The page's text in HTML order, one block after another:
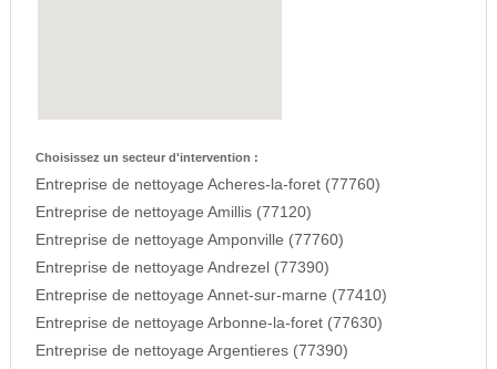
Choisissez un secteur d'intervention :
Entreprise de nettoyage Acheres-la-foret (77760)
Entreprise de nettoyage Amillis (77120)
Entreprise de nettoyage Amponville (77760)
Entreprise de nettoyage Andrezel (77390)
Entreprise de nettoyage Annet-sur-marne (77410)
Entreprise de nettoyage Arbonne-la-foret (77630)
Entreprise de nettoyage Argentieres (77390)